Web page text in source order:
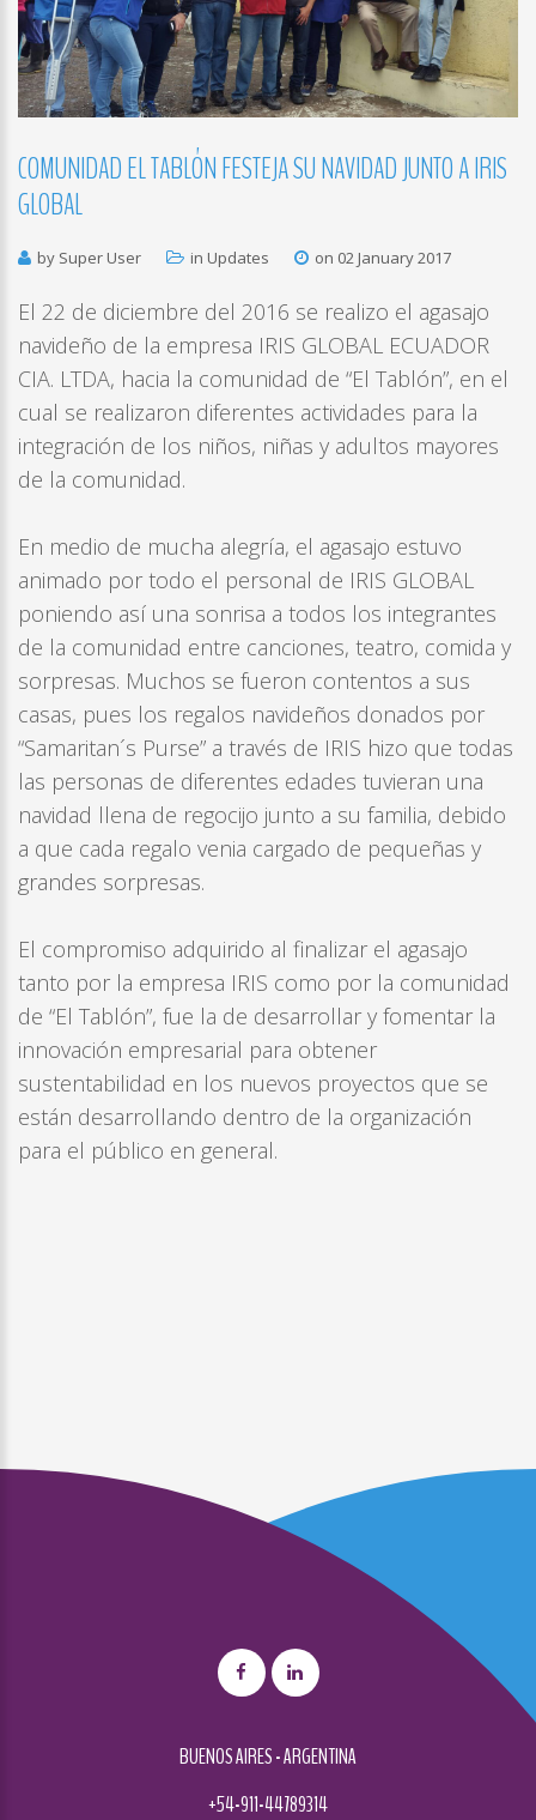
COMUNIDADELTABLÓNFESTEJASUNAVIDAD JUNTOAIRIS
GLOBAL
by Super User in Updates on 02 January 2017
El 22 de diciembre del 2016 se realizo el agasajo
navideño de la empresa IRIS GLOBAL ECUADOR
CIA. LTDA, hacia la comunidad de “El Tablón”, en el
cual se realizaron diferentes actividades para la
integración de los niños, niñas y adultos mayores
de la comunidad.
En medio de mucha alegría, el agasajo estuvo
animado por todo el personal de IRIS GLOBAL
poniendo así una sonrisa a todos los integrantes
de la comunidad entre canciones, teatro, comida y
sorpresas. Muchos se fueron contentos a sus
casas, pues los regalos navideños donados por
“Samaritan´s Purse” a través de IRIS hizo que todas
las personas de diferentes edades tuvieran una
navidad llena de regocijo junto a su familia, debido
a que cada regalo venia cargado de pequeñas y
grandes sorpresas.
El compromiso adquirido al finalizar el agasajo
tanto por la empresa IRIS como por la comunidad
de “El Tablón”, fue la de desarrollar y fomentar la
innovación empresarial para obtener
sustentabilidad en los nuevos proyectos que se
están desarrollando dentro de la organización
para el público en general.
BUENOS AIRES - ARGENTINA
+54-911-44789314